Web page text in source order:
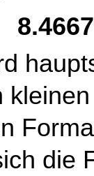
die